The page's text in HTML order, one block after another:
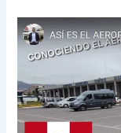
e
r
e
c
t